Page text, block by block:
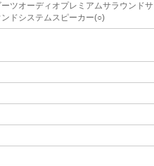
ツオーディオプレミアムサラウンドサ
ドシステムスピーカー(○)